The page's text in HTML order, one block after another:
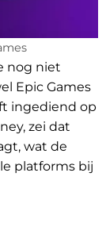
nog niet
Epic Games
ingediend op
zei dat
wat de
platforms bij